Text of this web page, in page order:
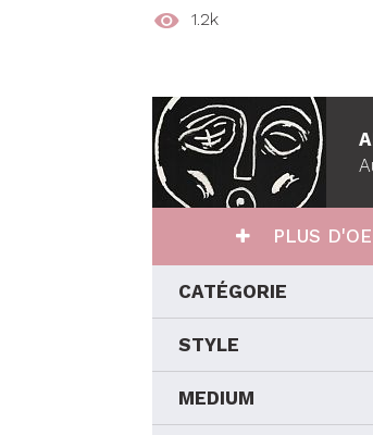
1.2k
PLUS
CATÉGORIE
STYLE
MEDIUM